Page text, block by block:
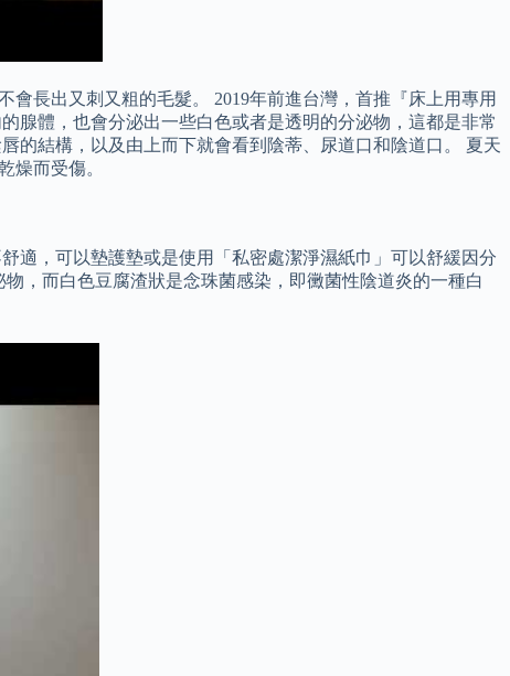
長出又刺又粗的毛髮。 2019年前進台灣，首推『床上用專用
腺體，也會分泌出一些白色或者是透明的分泌物，這都是非常
的結構，以及由上而下就會看到陰蒂、尿道口和陰道口。 夏天
燥而受傷。
適，可以墊護墊或是使用「私密處潔淨濕紙巾」可以舒緩因分
，而白色豆腐渣狀是念珠菌感染，即黴菌性陰道炎的一種白